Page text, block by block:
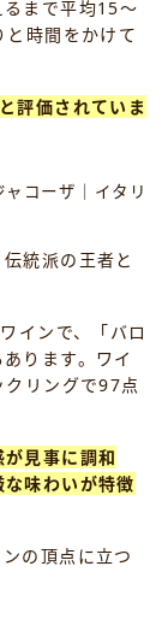
まで平均15～
時間をかけて
評価されていま
コーザ｜イタリ
統派の王者と
インで、「バロ
ります。ワイ
クリングで97点
見事に調和
味わいが特徴
の頂点に立つ